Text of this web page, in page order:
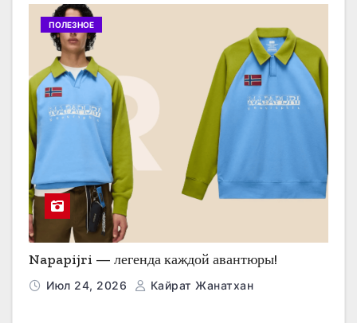
ПОЛЕЗНОЕ
Napapijri — легенда каждой авантюры!
Июл 24, 2026 Кайрат Жанатхан